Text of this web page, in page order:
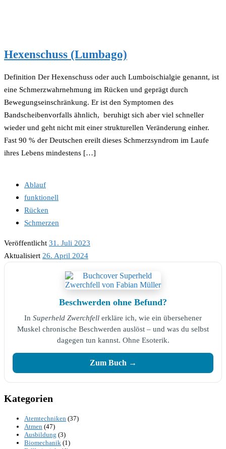
Hexenschuss (Lumbago)
Definition Der Hexenschuss oder auch Lumboischialgie genannt, ist
eine Schmerzwahrnehmung im Rücken und geprägt durch
Bewegungseinschränkung. Er ist den Symptomen des
Bandscheibenvorfalls ähnlich, beruhigt sich aber viel schneller
wieder und geht nicht mit einer strukturellen Veränderung einher.
Fast 90 % der Deutschen ereilt dieses Schmerzsyndrom im Laufe
ihres Lebens mindestens […]
Ablauf
funktionell
Rücken
Schmerzen
Veröffentlicht 31. Juli 2023
Aktualisiert 26. April 2024
Beschwerden ohne Befund?
In Superheld Zwerchfell erkläre ich, wie ein übersehener
Muskel chronische Beschwerden auslöst – und was du selbst
dagegen tun kannst. Ohne Esoterik.
Zum Buch →
Kategorien
Atemtechniken (37)
Atmen (47)
Ausbildung (3)
Biomechanik (1)